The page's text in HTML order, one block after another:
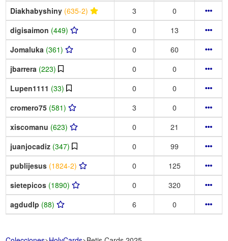
Diakhabyshiny (635-2) 3
0
digisaimon (449) 0
13
Jomaluka (361) 0
60
jbarrera (223) 0
0
Lupen1111 (33) 0
0
cromero75 (581) 3
0
xiscomanu (623) 0
21
juanjocadiz (347) 0
99
publijesus (1824-2) 0
125
sietepicos (1890) 0
320
agdudlp (88) 6 0